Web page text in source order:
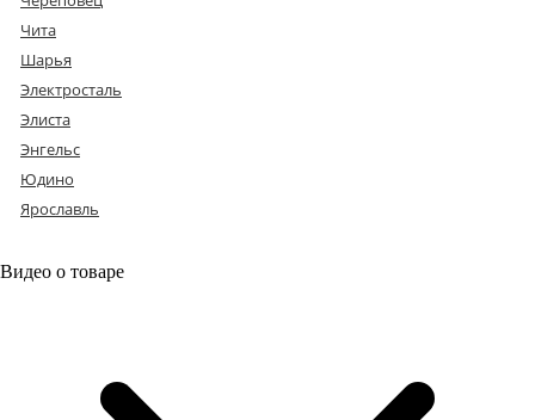
Чита
Шарья
Электросталь
Элиста
Энгельс
Юдино
Ярославль
Видео о товаре